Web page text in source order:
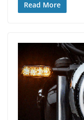
Read More